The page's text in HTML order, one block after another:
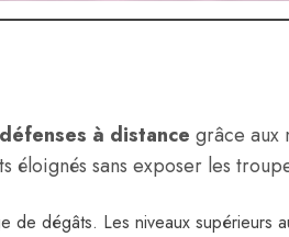
à distance grâce aux
éloignés sans exposer les
de dégâts. Les niveaux supérieurs